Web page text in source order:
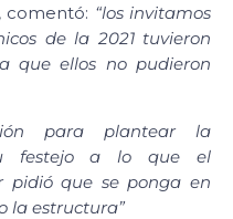
comentó: “los invitamos
de la 2021 tuvieron
que ellos no pudieron
para plantear la
festejo a lo que el
pidió que se ponga en
la estructura”